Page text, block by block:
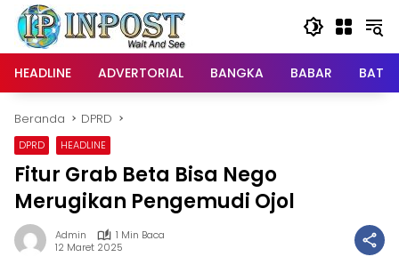
Langsung
konten
HEADLINE
ADVERTORIAL BANGKA BABAR
Beranda DPRD
DPRD HEADLINE
Fitur Grab Beta Bisa Nego
Merugikan Pengemudi Ojol
Admin
1 Min Baca
12 Maret 2025